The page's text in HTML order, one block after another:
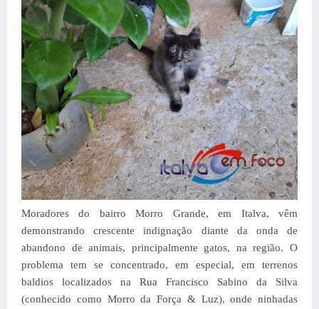
Moradores do bairro Morro Grande, em Italva, vêm
demonstrando crescente indignação diante da onda de
abandono de animais, principalmente gatos, na região. O
problema tem se concentrado, em especial, em terrenos
baldios localizados na Rua Francisco Sabino da Silva
(conhecido como Morro da Força & Luz), onde ninhadas